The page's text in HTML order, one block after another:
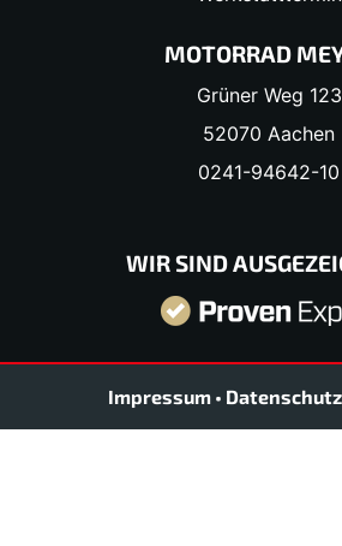
MOTORRAD
Grüner Weg 123
52070 Aachen
0241-94642-10
WIR SIND
Impressum •